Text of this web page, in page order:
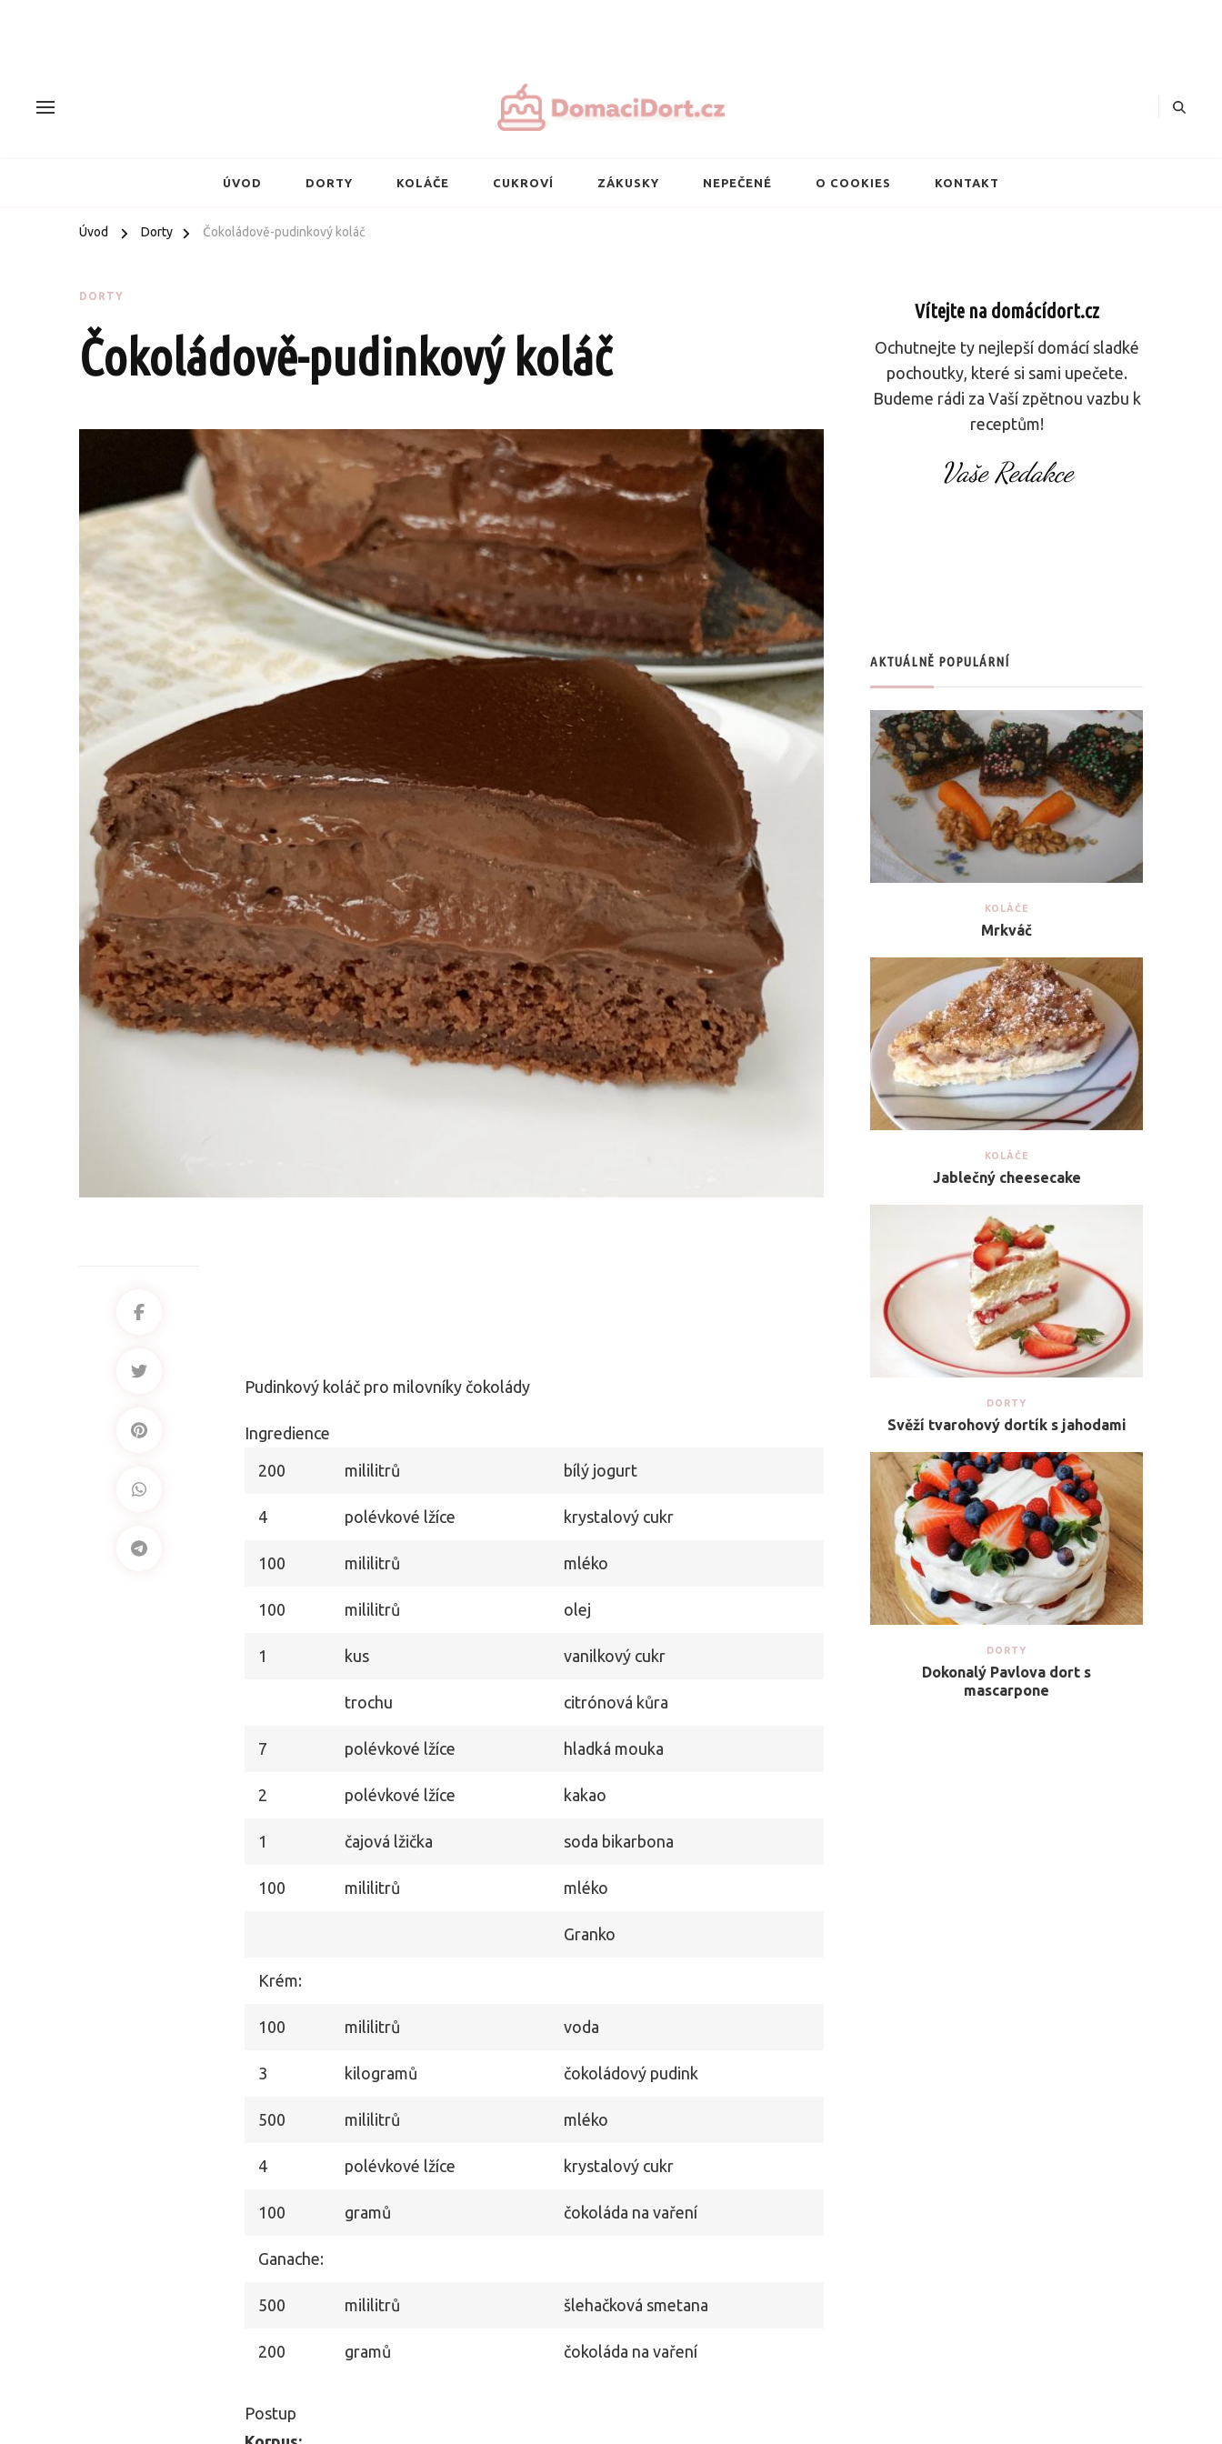
ÚVOD DORTY KOLÁČE CUKROVÍ ZÁKUSKY NEPEČENÉ O COOKIES KONTAKT
Úvod Dorty Čokoládově-pudinkový koláč
DORTY
Čokoládově-pudinkový koláč
Pudinkový koláč pro milovníky čokolády
Ingredience
200 mililitrů bílý jogurt
4 polévkové lžíce krystalový cukr
100 mililitrů mléko
100 mililitrů olej
1 kus vanilkový cukr
trochu citrónová kůra
7 polévkové lžíce hladká mouka
2 polévkové lžíce kakao
1 čajová lžička soda bikarbona
100 mililitrů mléko
Granko
Krém:
100 mililitrů voda
3 kilogramů čokoládový pudink
500 mililitrů mléko
4 polévkové lžíce krystalový cukr
100 gramů čokoláda na vaření
Ganache:
500 mililitrů šlehačková smetana
200 gramů čokoláda na vaření
Postup
Vítejte na domácídort.cz
Ochutnejte ty nejlepší domácí sladké
pochoutky, které si sami upečete.
Budeme rádi za Vaší zpětnou vazbu k
receptům!
Vaše Redakce
AKTUÁLNĚ POPULÁRNÍ
KOLÁČE
Mrkváč
KOLÁČE
Jablečný cheesecake
DORTY
Svěží tvarohový dortík s jahodami
DORTY
Dokonalý Pavlova dort s
mascarpone